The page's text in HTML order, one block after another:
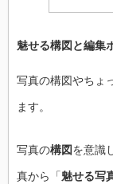
魅せる構図と編集
写真の構図やちょ
ます。
写真の構図を意識
真から「魅せる写